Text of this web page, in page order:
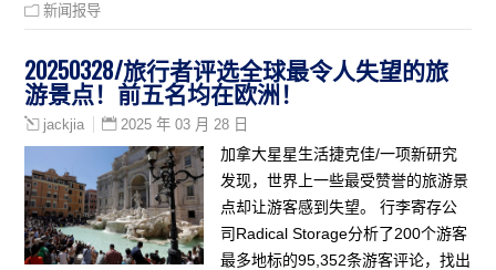
新闻报导
20250328/旅行者评选全球最令人失望的旅
游景点！前五名均在欧洲！
jackjia 2025 年 03 月 28 日
加拿大星星生活捷克佳/一项新研究
发现，世界上一些最受赞誉的旅游景
点却让游客感到失望。 行李寄存公
司Radical Storage分析了200个游客
最多地标的95,352条游客评论，找出